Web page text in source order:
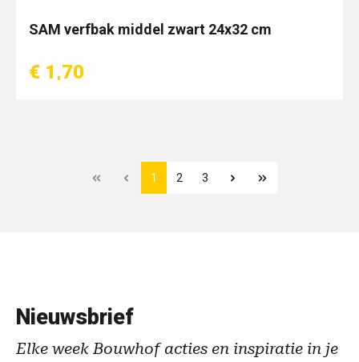
SAM verfbak middel zwart 24x32 cm
€ 1,70
1 2 3
Nieuwsbrief
Elke week Bouwhof acties en inspiratie in je